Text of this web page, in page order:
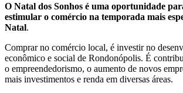
O Natal dos Sonhos é uma oportunidade
estimular o comércio na temporada mais
Natal.
Comprar no comércio local, é investir no
econômico e social de Rondonópolis. É
o empreendedorismo, o aumento de novos
mais investimentos e renda em diversas áreas.